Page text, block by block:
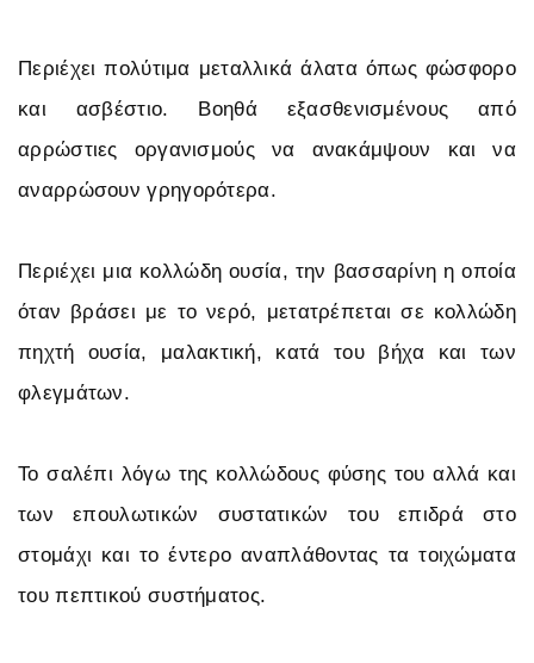
Περιέχει πολύτιμα μεταλλικά άλατα όπως φώσφορο
και ασβέστιο. Βοηθά εξασθενισμένους από
αρρώστιες οργανισμούς να ανακάμψουν και να
αναρρώσουν γρηγορότερα.
Περιέχει μια κολλώδη ουσία, την βασσαρίνη η οποία
όταν βράσει με το νερό, μετατρέπεται σε κολλώδη
πηχτή ουσία, μαλακτική, κατά του βήχα και των
φλεγμάτων.
Το σαλέπι λόγω της κολλώδους φύσης του αλλά και
των επουλωτικών συστατικών του επιδρά στο
στομάχι και το έντερο αναπλάθοντας τα τοιχώματα
του πεπτικού συστήματος.